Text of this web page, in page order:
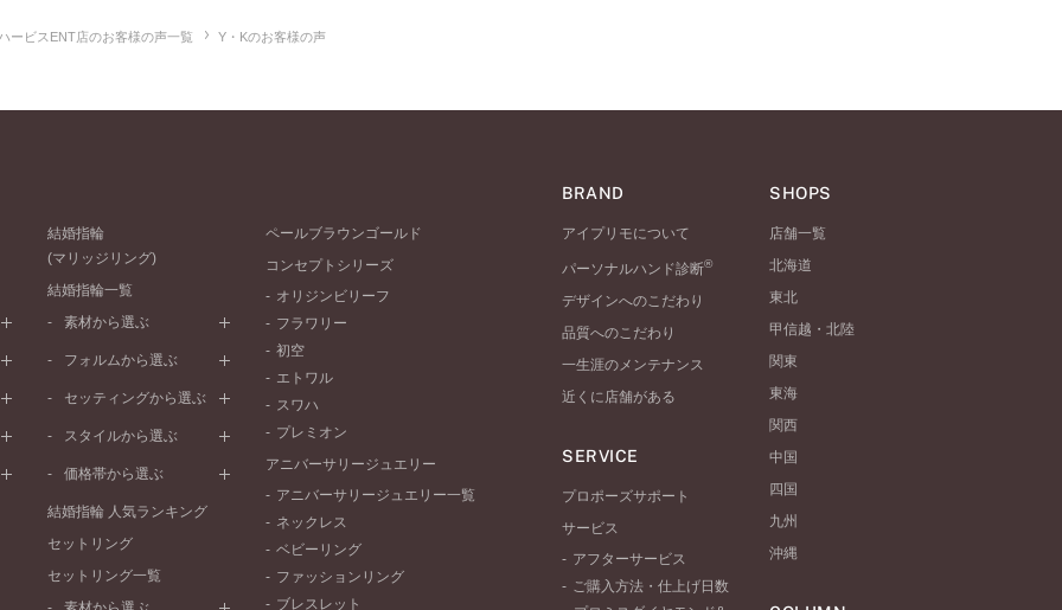
ービスENT店のお客様の声一覧 Y・Kのお客様の声
結婚指輪
(マリッジリング)
結婚指輪一覧
素材から選ぶ
プラチナ
ピンクゴールド
ペールブラウンゴールド
フォルムから選ぶ
ストレートライン
V字ライン
セッティングから選ぶ
プレーン
セベラルメレ
ラインメレ
スタイルから選ぶ
シンプル
モード
エレガント
ゴージャス
価格帯から選ぶ
50万円～
20万円～30万円
結婚指輪 人気ランキング
セットリング
セットリング一覧
ペールブラウンゴールド
コンセプトシリーズ
オリジンビリーフ
フラワリー
初空
エトワル
スワハ
プレミオン
アニバーサリージュエリー
アニバーサリージュエリー一覧
ネックレス
ベビーリング
ファッションリング
ブレスレット
BRAND
アイプリモについて
パーソナルハンド診断®
デザインへのこだわり
品質へのこだわり
一生涯のメンテナンス
近くに店舗がある
SERVICE
プロポーズサポート
サービス
アフターサービス
ご購入方法・仕上げ日数
SHOPS
店舗一覧
北海道
東北
甲信越・北陸
関東
東海
関西
中国
四国
九州
沖縄